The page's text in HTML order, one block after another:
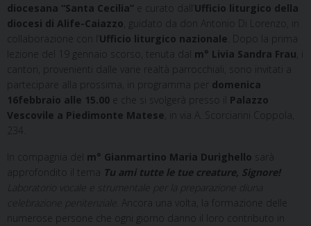
diocesana “Santa Cecilia” e curato dall’ Ufficio liturgico della
diocesi di Alife-Caiazzo , guidato da don Antonio Di Lorenzo, in
collaborazione con l’ Ufficio liturgico nazionale . Dopo la prima
lezione del 19 gennaio scorso, tenuta dal m° Livia Sandra Frau
cantori, provenienti dalle varie realtà parrocchiali, sono invitati a
partecipare alla prossima, in programma per domenica
16febbraio alle 15.00 e che si svolgerà presso il Palazzo
Vescovile a Piedimonte Matese , in via A. Scorciarini Coppola,
234.
In compagnia del m° Gianmartino Maria Durighello sarà
approfondito il tema Tu ami tutte le tue creature, Signore!
Laboratorio vocale e strumentale per la preparazione di
celebrazione penitenziale
. Ancora una volta, la formazione delle
numerose persone che ogni giorno danno il loro contributo in